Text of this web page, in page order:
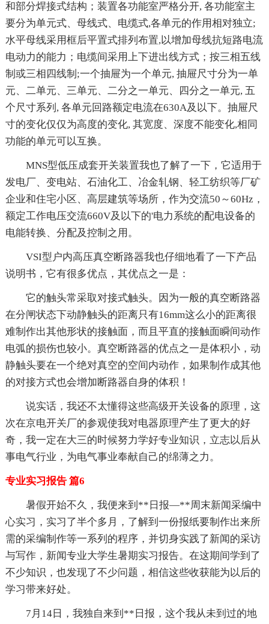
和部分焊接式结构；装置各功能室严格分开, 各功能室主
要分为单元式、母线式、电缆式,各单元的作用相对独立;
水平母线采用框后平置式排列布置,以增加母线抗短路电流
电动力的能力；电缆间采用上下进出线方式；按三相五线
制或三相四线制;一个抽屉为一个单元, 抽屉尺寸分为一单
元、二单元、三单元、二分之一单元、四分之一单元, 五
个尺寸系列, 各单元回路额定电流在630A及以下。抽屉尺
寸的变化仅仅为高度的变化, 其宽度、深度不能变化,相同
功能的单元可以互换。
MNS型低压成套开关装置我也了解了一下，它适用于
发电厂、变电站、石油化工、冶金轧钢、轻工纺织等厂矿
企业和住宅小区、高层建筑等场所，作为交流50～60Hz，
额定工作电压交流660V及以下的'电力系统的配电设备的
电能转换、分配及控制之用。
VSI型户内高压真空断路器我也仔细地看了一下产品
说明书，它有很多优点，其优点之一是：
它的触头常采取对接式触头。因为一般的真空断路器
在分闸状态下动静触头的距离只有16mm这么小的距离很
难制作出其他形状的接触面，而且平直的接触面瞬间动作
电弧的损伤也较小。真空断路器的优点之一是体积小，动
静触头要在一个绝对真空的空间内动作，如果制作成其他
的对接方式也会增加断路器自身的体积！
说实话，我还不太懂得这些高级开关设备的原理，这
次在京电开关厂的参观使我对电器原理产生了更大的好
奇，我一定在大三的时候努力学好专业知识，立志以后从
事电气行业，为电气事业奉献自己的绵薄之力。
专业实习报告 篇6
暑假开始不久，我便来到**日报—**周末新闻采编中
心实习，实习了半个多月，了解到一份报纸要制作出来所
需的采编制作等一系列的程序，并切身实践了新闻的采访
与写作，新闻专业大学生暑期实习报告。在这期间学到了
不少知识，也发现了不少问题，相信这些收获能为以后的
学习带来好处。
7月14日，我独自来到**日报，这个我从未到过的地